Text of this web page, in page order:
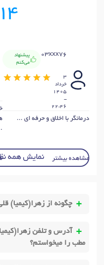
03xxx76
پیشنهاد
می‌کنم
3
خرداد
1405
-
22:46
درمانگر با اخلاق و حرفه ای ...
مشاهده بیشتر نمایش همه نظرات
چگونه از زهرا(کیمیا)
آدرس و تلفن
مطب را میخواستم؟